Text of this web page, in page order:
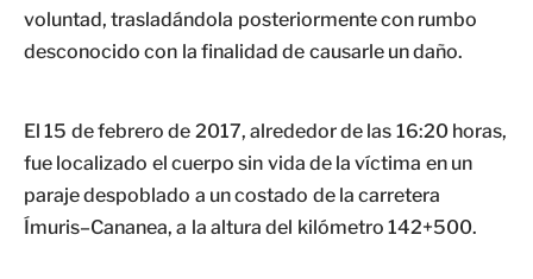
voluntad, trasladándola posteriormente con rumbo
desconocido con la finalidad de causarle un daño.
El 15 de febrero de 2017, alrededor de las 16:20 horas,
fue localizado el cuerpo sin vida de la víctima en un
paraje despoblado a un costado de la carretera
Ímuris–Cananea, a la altura del kilómetro 142+500.